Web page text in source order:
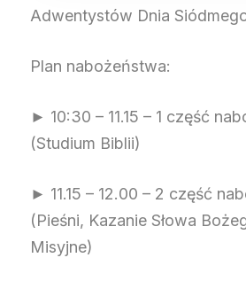
Adwentystów Dnia
Plan nabożeństwa:
► 10:30 – 11.15 – 1 część
(Studium Biblii)
► 11.15 – 12.00 – 2 część
(Pieśni, Kazanie Słowa
Misyjne)